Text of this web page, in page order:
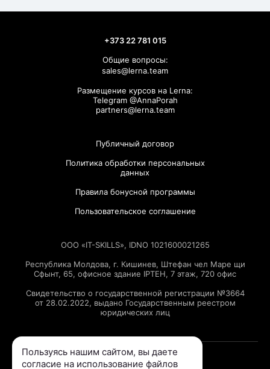
+373 22 781 015
Общие вопросы:
sales@lerna.team
Размещение курсов на Lerna:
Telegram @AnnaPorah
partners@lerna.team
Публичный договор
Политика обработки персональных
данных
Правила бонусной программы
Пользовательское соглашение
ООО «IT-SKILLS», IDNO 1021600021265
Республика Молдова, г. Кишинев, Штефан чел Маре щи
Сфынт, 65, офисное здание IPTEH, 7 этаж, 720 офис
Свидетельство о государственной регистрации №3664
от 28.02.2022, выдано Государственным реестром
юридических лиц
Пользуясь нашим сайтом, вы даете
согласие на использование файлов